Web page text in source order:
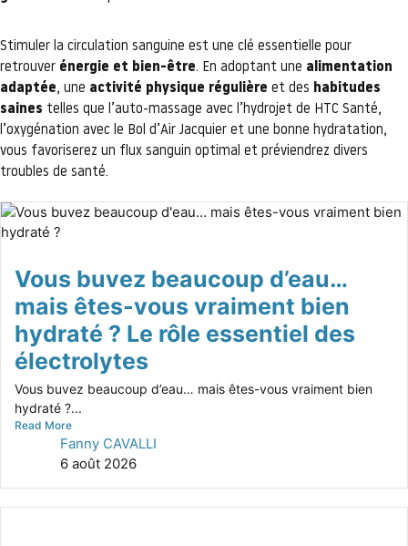
Stimuler la circulation sanguine est une clé essentielle pour
retrouver énergie et bien-être. En adoptant une alimentation
adaptée, une activité physique régulière et des habitudes
saines telles que l’auto-massage avec l’hydrojet de HTC Santé,
l’oxygénation avec le Bol d’Air Jacquier et une bonne hydratation,
vous favoriserez un flux sanguin optimal et préviendrez divers
troubles de santé.
Vous buvez beaucoup d’eau…
mais êtes-vous vraiment bien
hydraté ? Le rôle essentiel des
électrolytes
Vous buvez beaucoup d’eau… mais êtes-vous vraiment bien
hydraté ?...
Read More
Fanny CAVALLI
6 août 2026